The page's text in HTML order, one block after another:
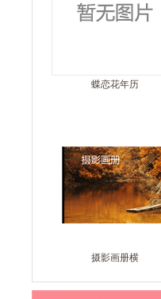
蝶恋花年历
摄影画册横